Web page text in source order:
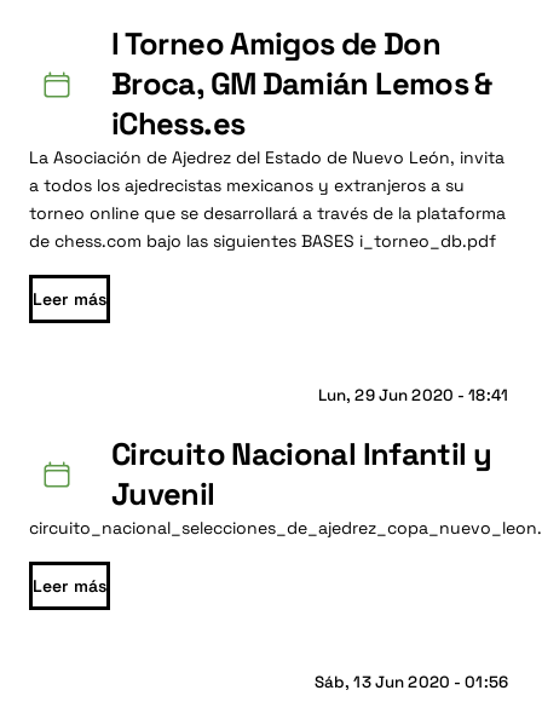
I Torneo Amigos de Don
Broca, GM Damián Lemos &
iChess.es
La Asociación de Ajedrez del Estado de Nuevo León, invita
a todos los ajedrecistas mexicanos y extranjeros a su
torneo online que se desarrollará a través de la plataforma
de chess.com bajo las siguientes BASES i_torneo_db.pdf
Leer más
Lun, 29 Jun 2020 - 18:41
Circuito Nacional Infantil y
Juvenil
Leer más
Sáb, 13 Jun 2020 - 01:56